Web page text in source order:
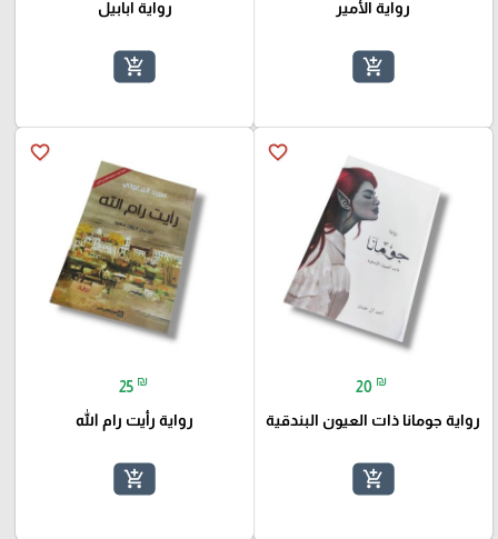
رواية الأمير
add_shopping_cart
رواية ابابيل
add_shopping_cart
favorite_border
20 ₪
رواية جومانا ذات العيون البندقية
add_shopping_cart
favorite_border
25 ₪
رواية رأيت رام الله
add_shopping_cart